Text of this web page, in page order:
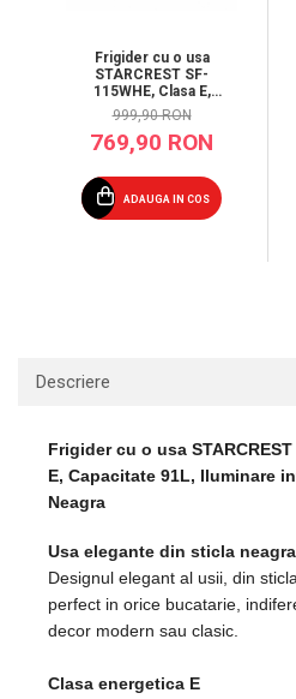
Frigider cu o usa
STARCREST SF-
115WHE, Clasa E,
Capacitate 115L,
Iluminare interioara, H
84.7 cm, Alb
999,90 RON
769,90 RON
ADAUGA IN COS
Descriere
Frigider cu o usa
E, Capacitate 91L, Iluminare
Neagra
Usa elegante din sticla neagra
Designul elegant al usii, din
perfect in orice bucatarie,
decor modern sau clasic.
Clasa energetica E